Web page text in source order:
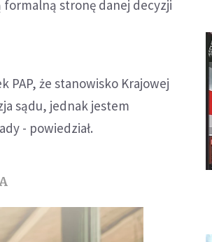
formalną stronę danej decyzji
PAP, że stanowisko Krajowej
sądu, jednak jestem
- powiedział.